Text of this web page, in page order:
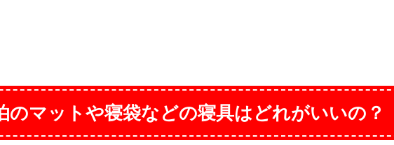
のマットや寝袋などの寝具はどれがいいの？